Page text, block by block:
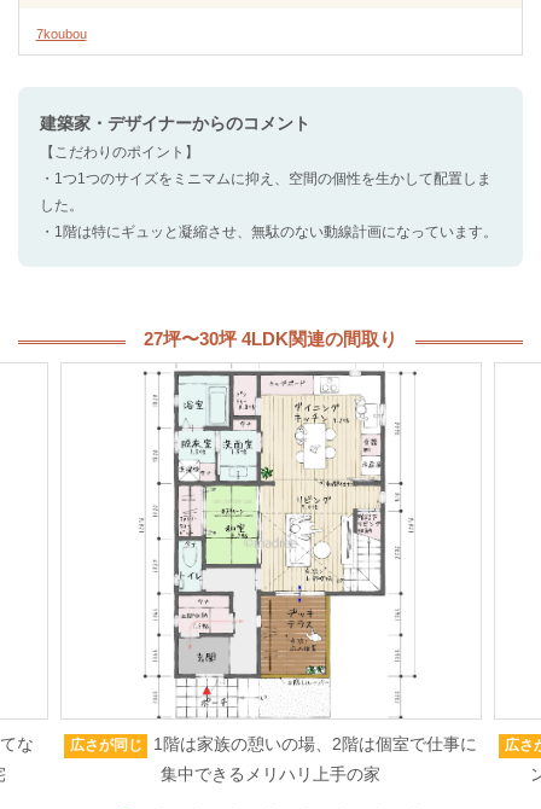
7koubou
建築家・デザイナーからのコメント
【こだわりのポイント】
・1つ1つのサイズをミニマムに抑え、空間の個性を生かして配置しま
した。
・1階は特にギュッと凝縮させ、無駄のない動線計画になっています。
27坪〜30坪 4LDK関連の間取り
な
広さが同じ
1階は家族の憩いの場、2階は個室で仕事に
集中できるメリハリ上手の家
広さ